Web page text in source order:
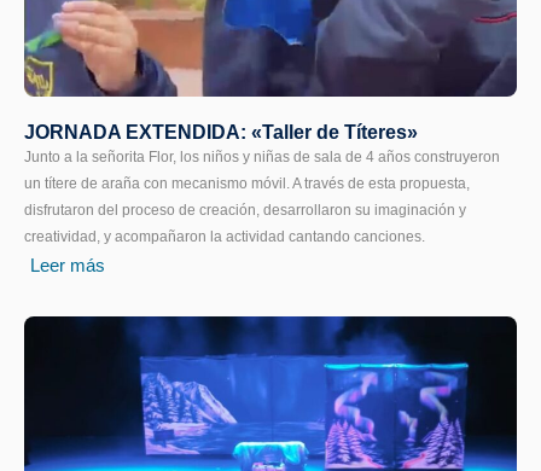
JORNADA EXTENDIDA: «Taller de Títeres»
Junto a la señorita Flor, los niños y niñas de sala de 4 años construyeron
un títere de araña con mecanismo móvil. A través de esta propuesta,
disfrutaron del proceso de creación, desarrollaron su imaginación y
creatividad, y acompañaron la actividad cantando canciones.
Leer más